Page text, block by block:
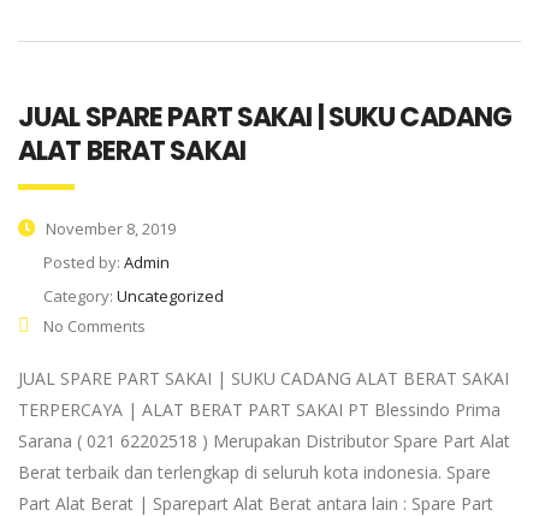
JUAL SPARE PART SAKAI | SUKU CADANG
ALAT BERAT SAKAI
November 8, 2019
Posted by: Admin
Category: Uncategorized
No Comments
JUAL SPARE PART SAKAI | SUKU CADANG ALAT BERAT SAKAI
TERPERCAYA | ALAT BERAT PART SAKAI PT Blessindo Prima
Sarana ( 021 62202518 ) Merupakan Distributor Spare Part Alat
Berat terbaik dan terlengkap di seluruh kota indonesia. Spare
Part Alat Berat | Sparepart Alat Berat antara lain : Spare Part